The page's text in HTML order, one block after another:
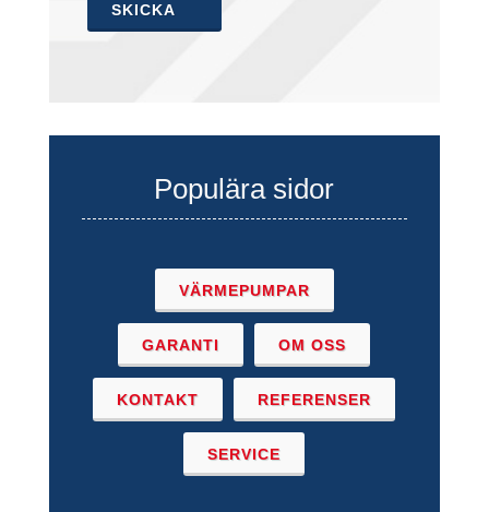
SKICKA
Populära sidor
VÄRMEPUMPAR
GARANTI OM OSS
KONTAKT REFERENSER
SERVICE